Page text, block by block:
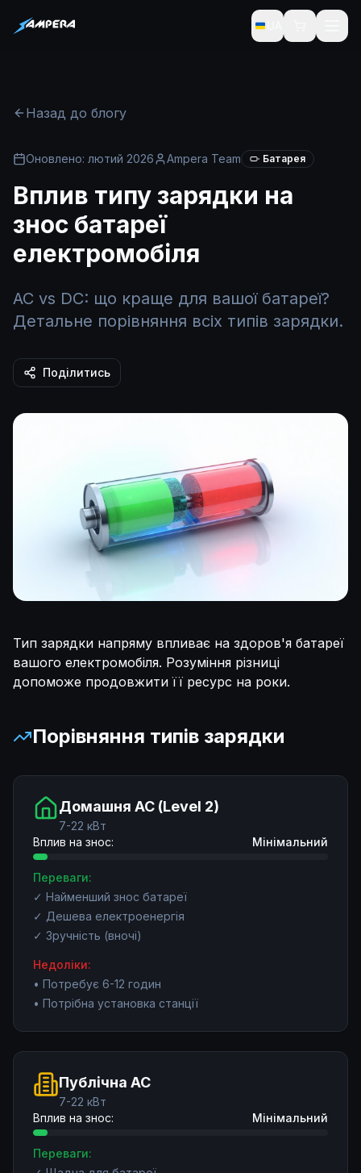
Назад до блогу
Оновлено: лютий 2026 Ampera Team Батарея
Вплив типу зарядки на
знос батареї
електромобіля
AC vs DC: що краще для вашої батареї?
Детальне порівняння всіх типів зарядки.
Поділитись
Тип зарядки напряму впливає на здоров'я батареї
вашого електромобіля. Розуміння різниці
допоможе продовжити її ресурс на роки.
Порівняння типів зарядки
Домашня AC (Level 2)
7-22 кВт
Вплив на знос:
Мінімальний
Переваги:
✓ Найменший знос батареї
✓ Дешева електроенергія
✓ Зручність (вночі)
Недоліки:
• Потребує 6-12 годин
• Потрібна установка станції
Публічна AC
7-22 кВт
Вплив на знос:
Мінімальний
Переваги: